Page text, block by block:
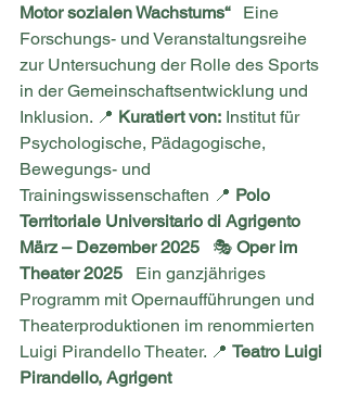
Motor sozialen Wachstums“ Eine
Forschungs- und Veranstaltungsreihe
zur Untersuchung der Rolle des Sports
in der Gemeinschaftsentwicklung und
Inklusion. 📍 Kuratiert von: Institut für
Psychologische, Pädagogische,
Bewegungs- und
Trainingswissenschaften 📍 Polo
Territoriale Universitario di Agrigento
März – Dezember 2025 🎭 Oper im
Theater 2025 Ein ganzjähriges
Programm mit Opernaufführungen und
Theaterproduktionen im renommierten
Luigi Pirandello Theater. 📍 Teatro Luigi
Pirandello, Agrigent